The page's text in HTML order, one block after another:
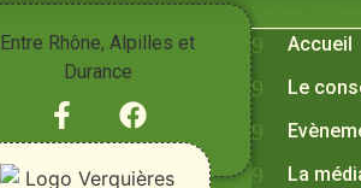
Entre Rhône, Alpilles et
Durance
Vivre à
Accueil
Le
La